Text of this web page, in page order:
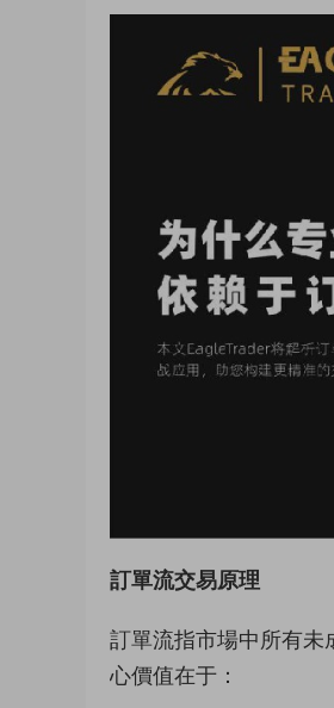
訂單流交易原理
訂單流指市場中所有未
心價值在于：